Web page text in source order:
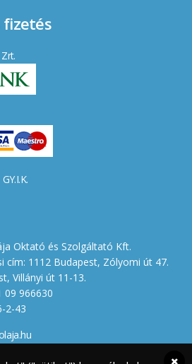
GY.I.K.
Oktató és Szolgáltató Kft.
cím: 1112 Budapest, Zólyomi út 47.
Villányi út 11-13.
09 966630
2-43